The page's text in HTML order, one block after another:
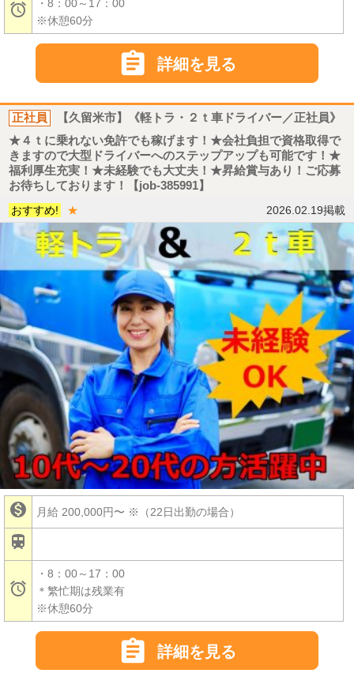

・8：00～17：00
※休憩60分
 詳細を見る
正社員
【久留米市】《軽トラ・２ｔ車ドライバー／正社員》
★４ｔに乗れない免許でも稼げます！★会社負担で資格取得で
きますので大型ドライバーへのステップアップも可能です！★
福利厚生充実！★未経験でも大丈夫！★昇給賞与あり！ご応募
お待ちしております！【job-385991】
おすすめ!
★ 2026.02.19掲載
 月給 200,000円〜 ※（22日出勤の場合）


・8：00～17：00
＊繁忙期は残業有
※休憩60分
 詳細を見る